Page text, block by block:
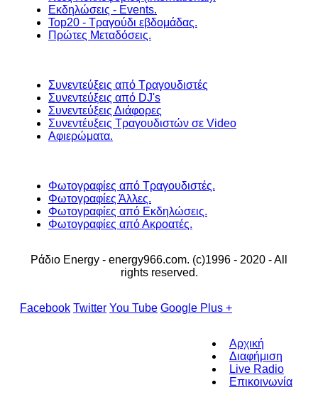
Εκδηλώσεις - Events.
Top20 - Τραγούδι εβδομάδας.
Πρώτες Μεταδόσεις.
Συνεντεύξεις από Τραγουδιστές
Συνεντεύξεις από DJ's
Συνεντεύξεις Διάφορες
Συνεντέυξεις Τραγουδιστών σε Video
Αφιερώματα.
Φωτογραφίες από Τραγουδιστές.
Φωτογραφίες Άλλες.
Φωτογραφίες από Εκδηλώσεις.
Φωτογραφίες από Ακροατές.
Ράδιο Energy - energy966.com. (c)1996 - 2020 - All
rights reserved.
Facebook Twitter You Tube Google Plus +
Αρχική
Διαφήμιση
Live Radio
Επικοινωνία